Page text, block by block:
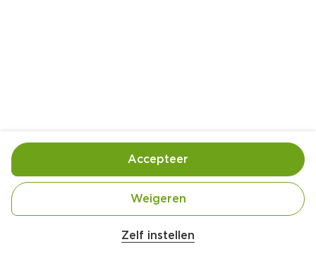
Ingrediënten Bereiding
Belangrijke veiligheidswaarschuwing
Zelf instellen
Weigeren
Accepteer